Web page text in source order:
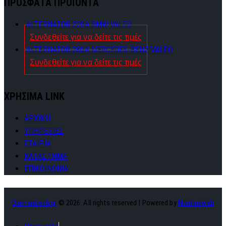
ΠΡΟΣΦΑΤΑ ΠΡΟΪΟΝΤΑ
ALTERNATOR 220A BMW VALEO
Συνδεθείτε για να δείτε τις τιμές
ALTERNATOR 280A MERCEDES-BENZ VALEO
Συνδεθείτε για να δείτε τις τιμές
ΧΡΗΣΙΜΑ LINK
ΑΡΧΙΚΗ
ΥΠΗΡΕΣΙΕΣ
ΕΤΑΙΡΙΑ
ΚΑΤΑΣΤΗΜΑ
ΕΠΙΚΟΙΝΩΝΙΑ
Diamantisch.gr © 2026. All rights reserved | Powered by Nuntiusweb